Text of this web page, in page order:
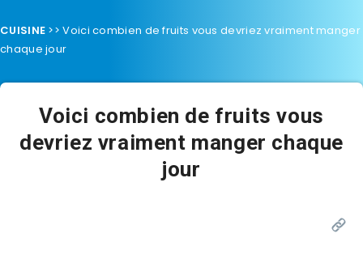
CUISINE >>Voici combien de fruits vous devriez vraiment manger
chaque jour
Voici combien de fruits vous
devriez vraiment manger chaque
jour